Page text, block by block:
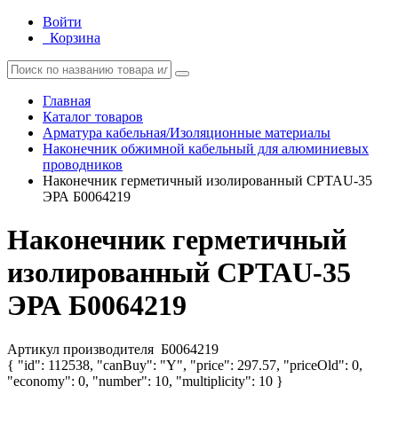
Войти
Корзина
Главная
Каталог товаров
Арматура кабельная/Изоляционные материалы
Наконечник обжимной кабельный для алюминиевых
проводников
Наконечник герметичный изолированный CPTAU-35
ЭРА Б0064219
Наконечник герметичный
изолированный CPTAU-35
ЭРА Б0064219
Артикул производителя Б0064219
{ "id": 112538, "canBuy": "Y", "price": 297.57, "priceOld": 0,
"economy": 0, "number": 10, "multiplicity": 10 }